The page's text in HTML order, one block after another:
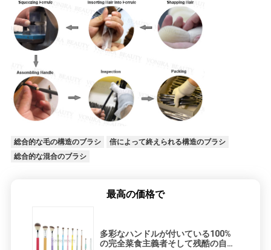
総合的な毛の構造のブラシ
倍によって終えられる構造のブラシ
総合的な混合のブラシ
最高の価格で
多彩なハンドルが付いている100%
の完全菜食主義者そして残酷の自由